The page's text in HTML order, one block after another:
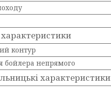
контур
бойлера непрямого
характеристики